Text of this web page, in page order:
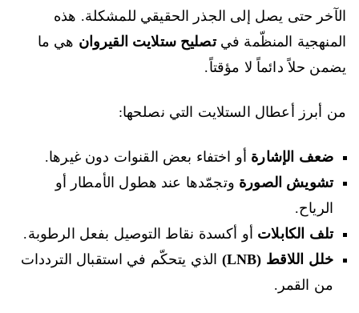
الآخر حتى يصل إلى الجذر الحقيقي للمشكلة. هذه
المنهجية المنظّمة فيتصليح ستلايت القيروان هي ما
يضمن حلاً دائماً لا مؤقتاً.
من أبرز أعطال الستلايت التي نصلحها:
ضعف الإشارة أو اختفاء بعض القنوات دون غيرها.
تشويش الصورة وتجمّدها عند هطول الأمطار أو
الرياح.
تلف الكابلات أو أكسدة نقاط التوصيل بفعل الرطوبة.
خلل اللاقط (LNB)
الذي يتحكّم في استقبال الترددات
من القمر.